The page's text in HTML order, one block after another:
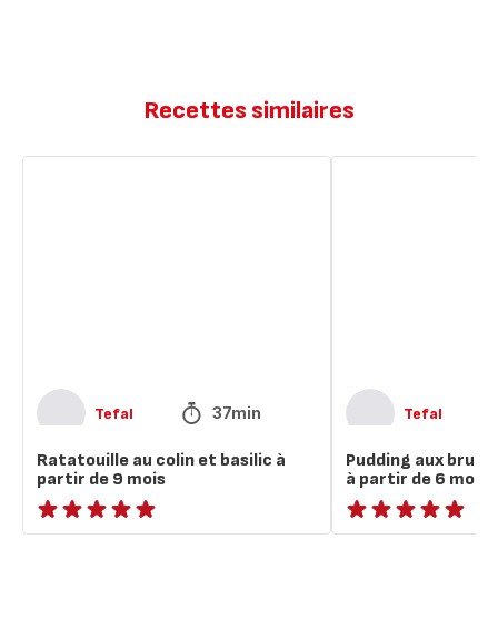
Recettes similaires
Tefal 37min
Ratatouille au colin et basilic à
partir de 9 mois
ratings.NaN
Tefal
Pudding aux
à partir de 6 mois
ratings.NaN